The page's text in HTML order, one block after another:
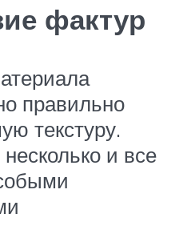
фактур
правильно
текстуру.
и все